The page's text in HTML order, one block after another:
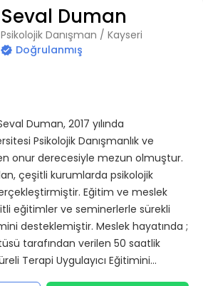
Seval Duman
Psikolojik Danışman / Kayseri
Doğrulanmış
Duman, 2017 yılında
Psikolojik Danışmanlık ve
onur derecesiyle mezun olmuştur.
çeşitli kurumlarda psikolojik
Eğitim ve meslek
eğitimler ve seminerlerle sürekli
desteklemiştir. Meslek hayatında ;
tarafından verilen 50 saatlik
Terapi Uygulayıcı Eğitimini...